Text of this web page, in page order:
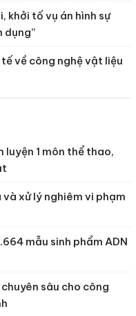
khởi tố vụ án hình sự
dụng”
về công nghệ vật liệu
luyện 1 môn thể thao,
xử lý nghiêm vi phạm
mẫu sinh phẩm ADN
sâu cho công